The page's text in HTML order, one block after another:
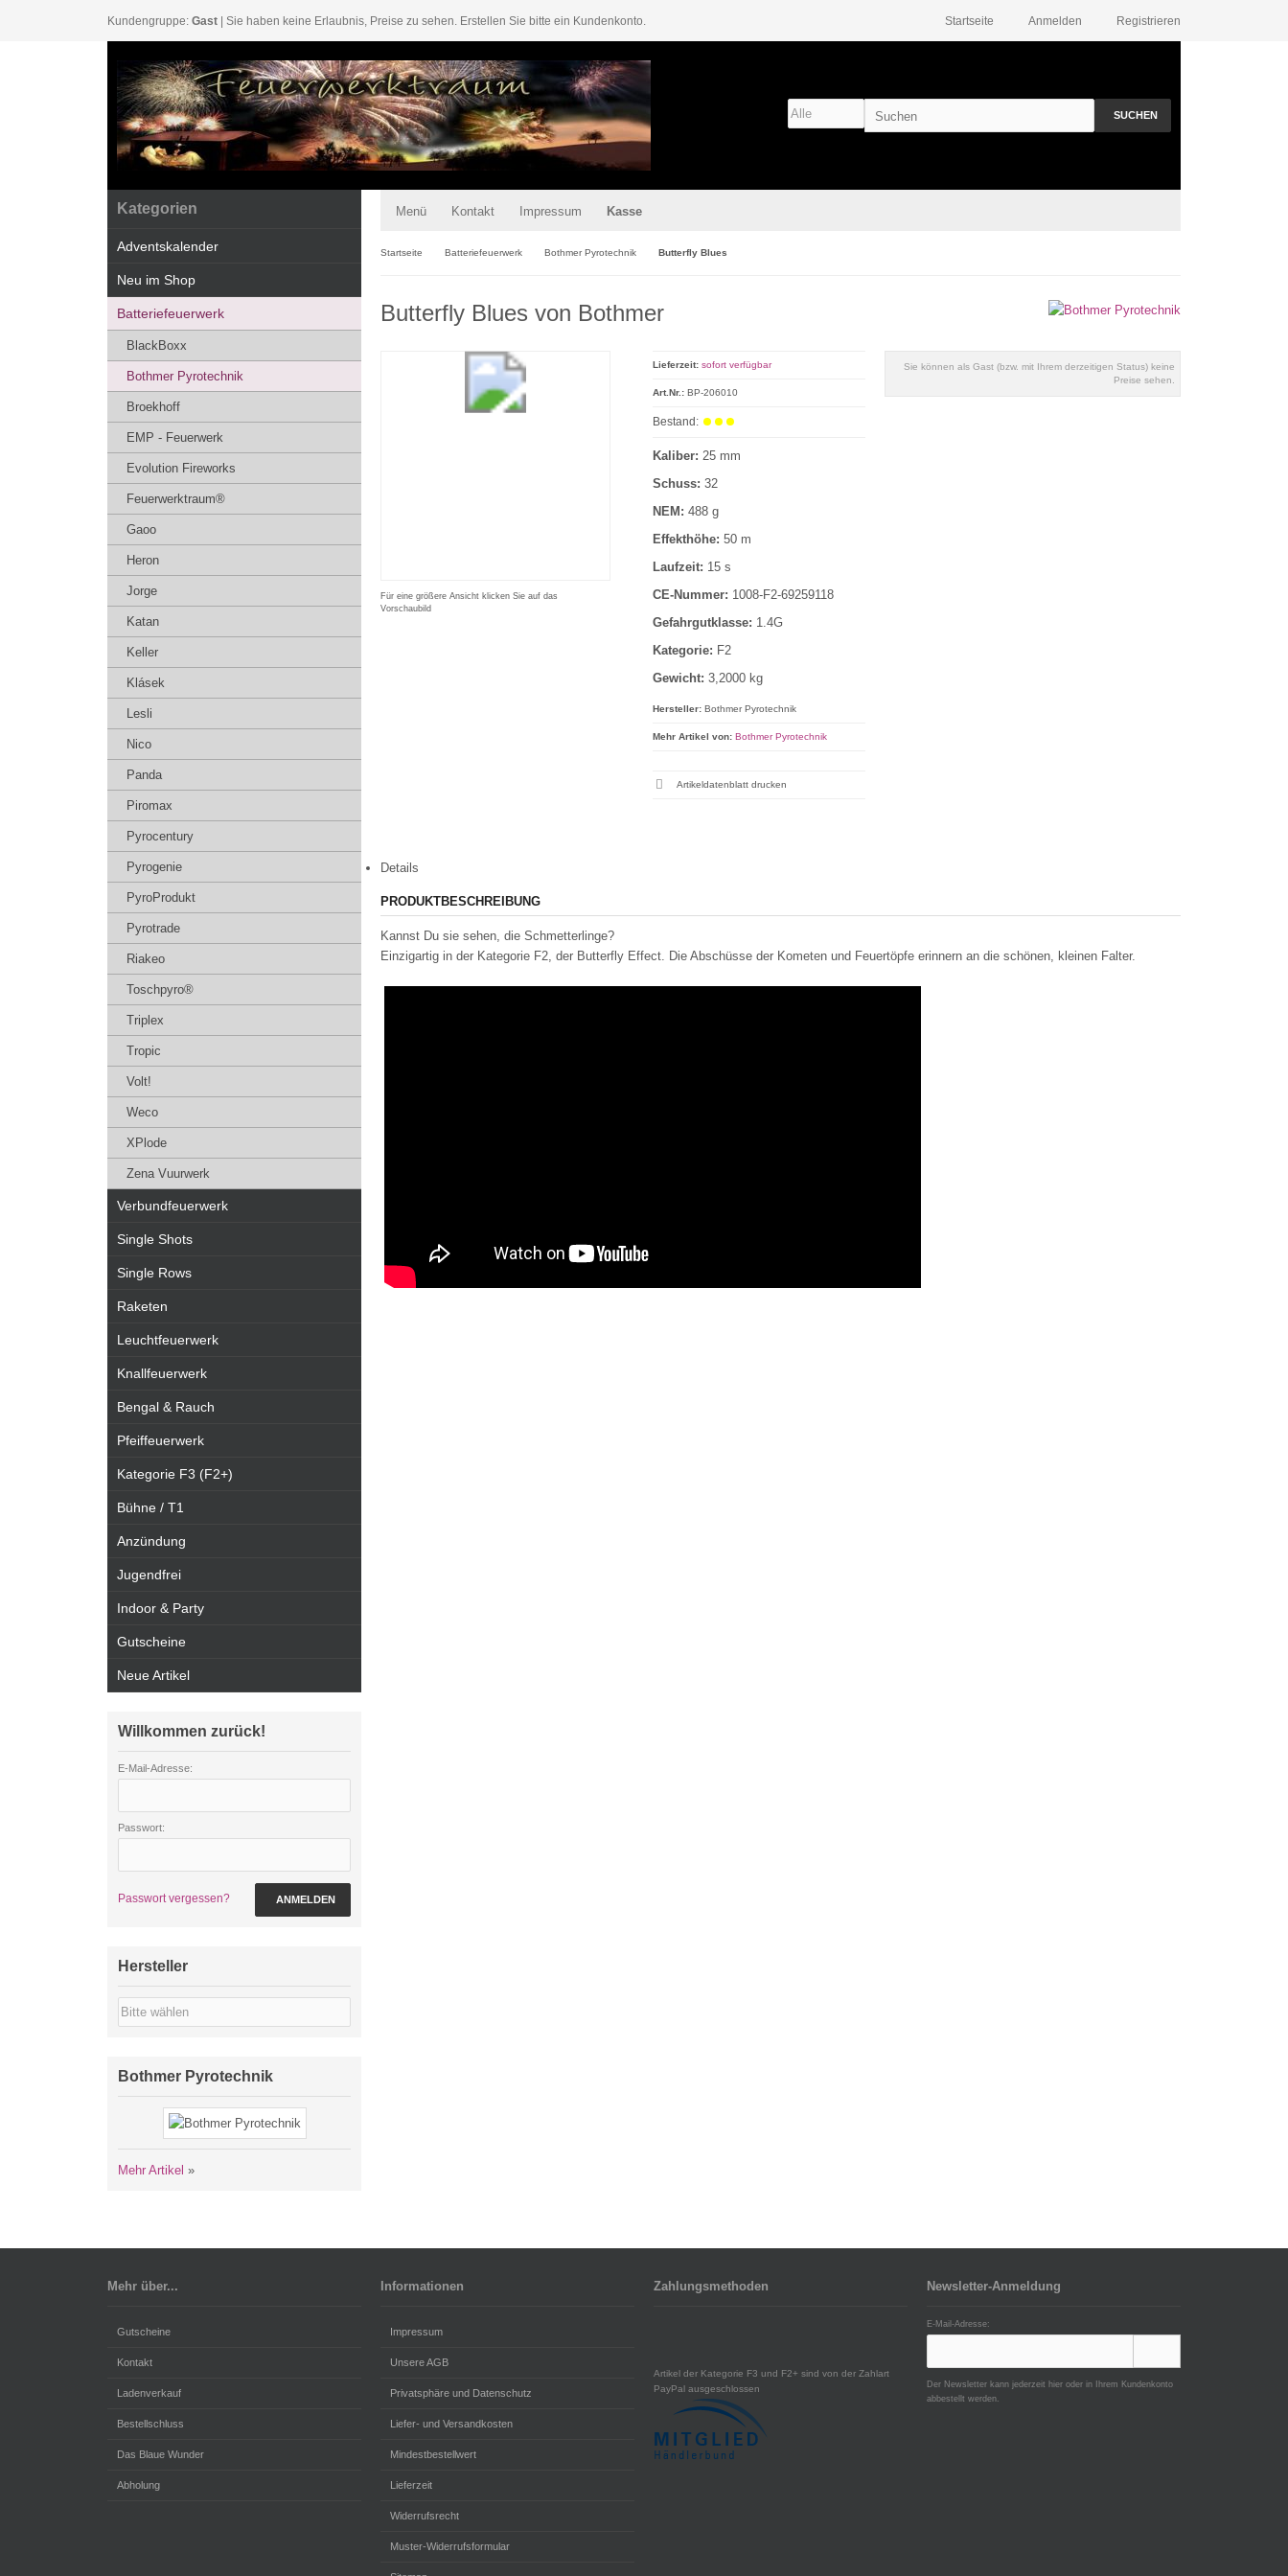
Kundengruppe: Gast | Sie haben keine Erlaubnis, Preise zu sehen. Erstellen Sie bitte ein Kundenkonto. Registrieren
Anmelden
Startseite
SUCHEN
Menü Kontakt Impressum Kasse
Startseite Batteriefeuerwerk Bothmer Pyrotechnik Butterfly Blues
Butterfly Blues von Bothmer
Für eine größere Ansicht klicken Sie auf das
Vorschaubild
Sie können als Gast (bzw. mit Ihrem derzeitigen Status) keine
Preise sehen.
Lieferzeit: sofort verfügbar
Art.Nr.: BP-206010
Bestand:
Kaliber: 25 mm
Schuss: 32
NEM: 488 g
Effekthöhe: 50 m
Laufzeit: 15 s
CE-Nummer: 1008-F2-69259118
Gefahrgutklasse: 1.4G
Kategorie: F2
Gewicht: 3,2000 kg
Hersteller: Bothmer Pyrotechnik
Mehr Artikel von: Bothmer Pyrotechnik
Artikeldatenblatt drucken
Details
PRODUKTBESCHREIBUNG
Kannst Du sie sehen, die Schmetterlinge?
Einzigartig in der Kategorie F2, der Butterfly Effect. Die Abschüsse der Kometen und Feuertöpfe erinnern an die schönen, kleinen Falter.
Kategorien
Adventskalender
Neu im Shop
Batteriefeuerwerk
BlackBoxx
Bothmer Pyrotechnik
Broekhoff
EMP - Feuerwerk
Evolution Fireworks
Feuerwerktraum®
Gaoo
Heron
Jorge
Katan
Keller
Klásek
Lesli
Nico
Panda
Piromax
Pyrocentury
Pyrogenie
PyroProdukt
Pyrotrade
Riakeo
Toschpyro®
Triplex
Tropic
Volt!
Weco
XPlode
Zena Vuurwerk
Verbundfeuerwerk
Single Shots
Single Rows
Raketen
Leuchtfeuerwerk
Knallfeuerwerk
Bengal & Rauch
Pfeiffeuerwerk
Kategorie F3 (F2+)
Bühne / T1
Anzündung
Jugendfrei
Indoor & Party
Gutscheine
Neue Artikel
Willkommen zurück!
E-Mail-Adresse:
Passwort:
Passwort vergessen? ANMELDEN
Hersteller
Bothmer Pyrotechnik
Mehr Artikel »
Mehr über...
Gutscheine
Kontakt
Ladenverkauf
Bestellschluss
Das Blaue Wunder
Abholung
Informationen
Impressum
Unsere AGB
Privatsphäre und Datenschutz
Liefer- und Versandkosten
Mindestbestellwert
Lieferzeit
Widerrufsrecht
Muster-Widerrufsformular
Zahlungsmethoden
Artikel der Kategorie F3 und F2+ sind von der Zahlart
PayPal ausgeschlossen
Newsletter-Anmeldung
E-Mail-Adresse:
Der Newsletter kann jederzeit hier oder in Ihrem Kundenkonto
abbestellt werden.